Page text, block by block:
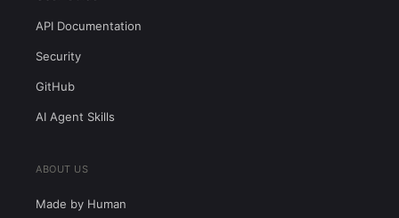
API Documentation
Security
GitHub
AI Agent Skills
ABOUT US
Made by Human